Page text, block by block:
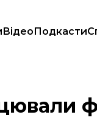
ВідеоПодкасти